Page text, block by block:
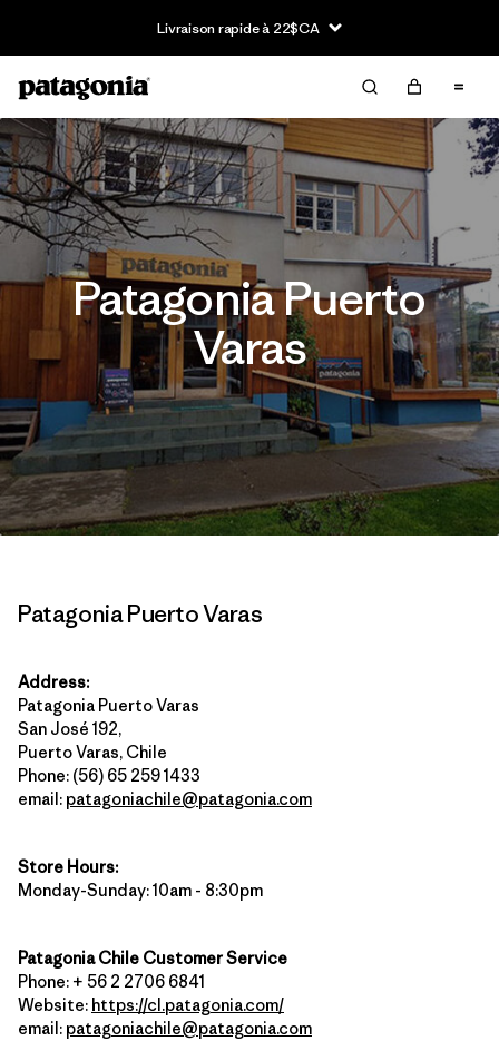
Livraison rapide à 22$CA
Patagonia Puerto
Varas
Patagonia Puerto Varas
Address:
Patagonia Puerto Varas
San José 192,
Puerto Varas, Chile
Phone: (56) 65 259 1433
email: patagoniachile@patagonia.com
Store Hours:
Monday-Sunday: 10am - 8:30pm
Patagonia Chile Customer Service
Phone: + 56 2 2706 6841
Website: https://cl.patagonia.com/
email: patagoniachile@patagonia.com